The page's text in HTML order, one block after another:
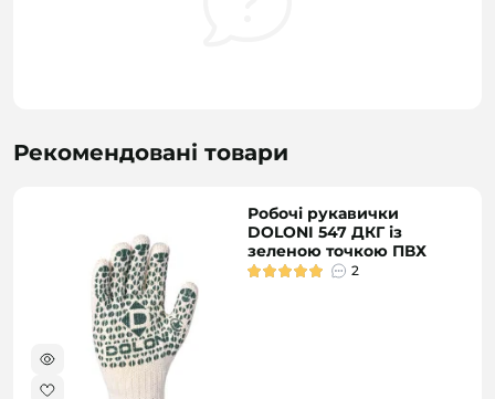
Рекомендовані товари
Робочі рукавички
DOLONI 547 ДКГ із
зеленою точкою ПВХ
2